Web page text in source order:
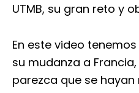
UTMB, su gran reto y
En este video
su mudanza a
parezca que se